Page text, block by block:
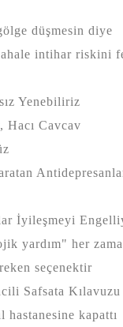
düşmesin
intihar riskini
Yenebiliriz
Hacı Cavcav
İyileşmeyi
yardım" her
seçenektir
İncili Safsata
hastanesine